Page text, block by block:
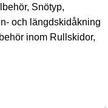
, Snötyp,
och längdskidåkning
inom Rullskidor,